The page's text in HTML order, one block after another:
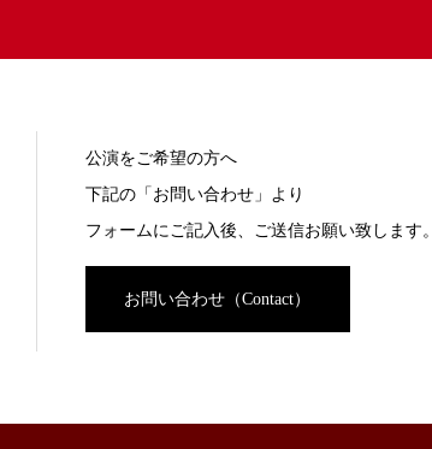
公演をご希望の方へ
下記の「お問い合わせ」より
フォームにご記入後、ご送信お願い致します。
お問い合わせ（Contact）